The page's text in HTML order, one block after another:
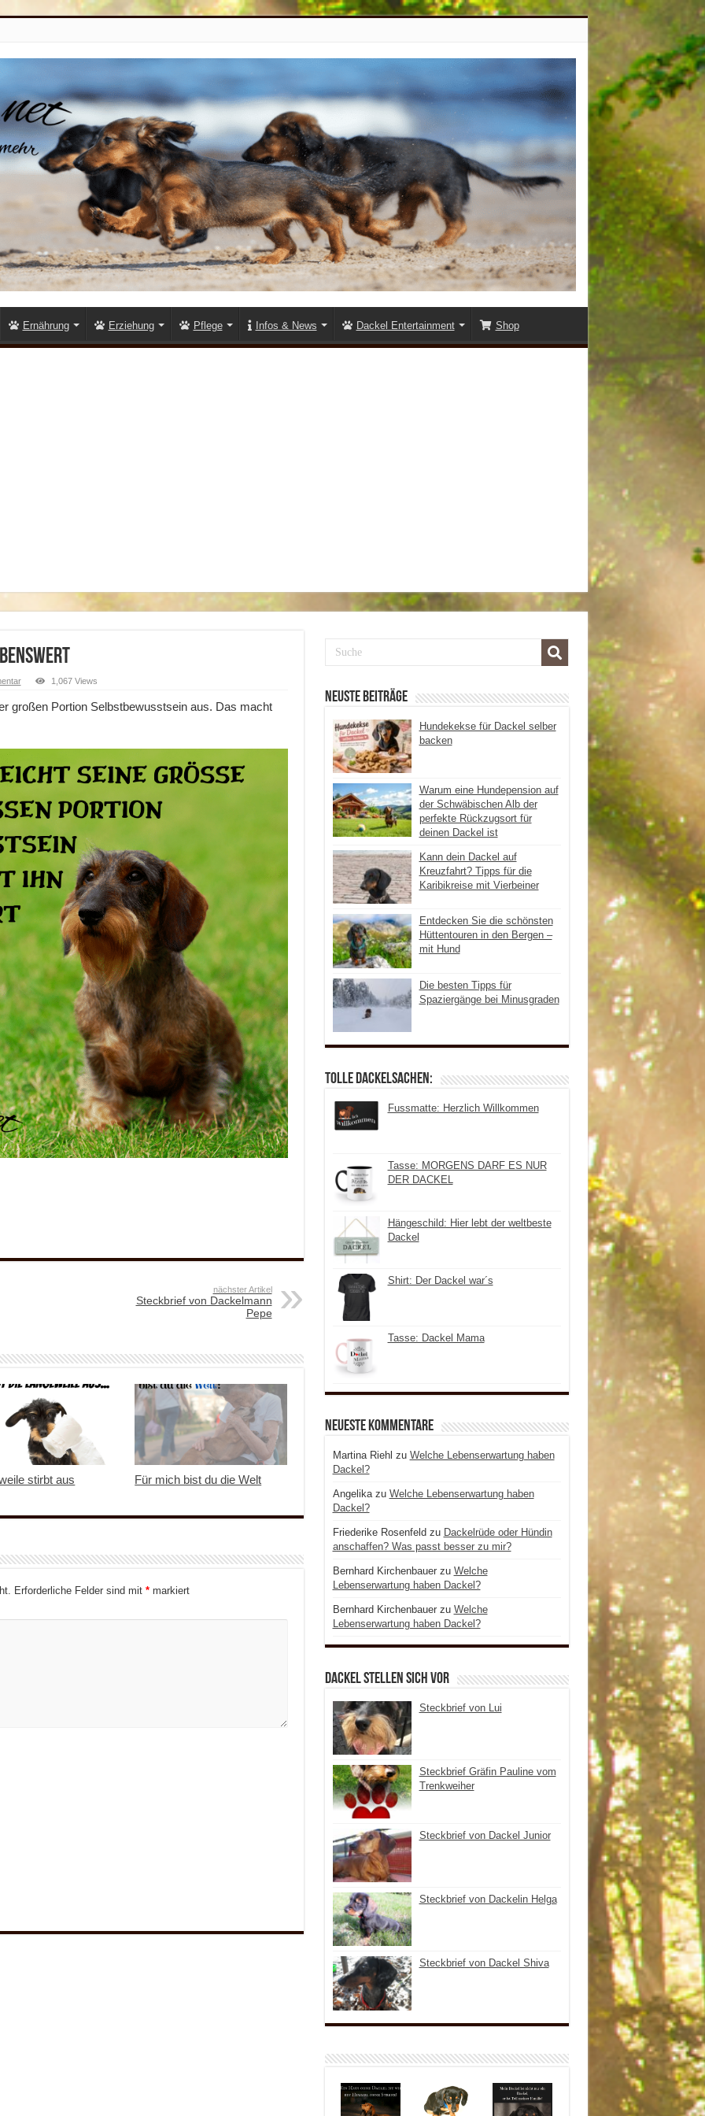
Ernährung Erziehung Pflege Infos & News Dackel Entertainment Shop
1,067 Views
großen Portion Selbstbewusstsein aus. Das macht
nächster Artikel
Steckbrief von Dackelmann
Pepe
stirbt aus Für mich bist du die Welt
Erforderliche Felder sind mit *markiert
Neuste Beiträge
Hundekekse für Dackel selber
backen
Warum eine Hundepension auf
der Schwäbischen Alb der
perfekte Rückzugsort für
deinen Dackel ist
Kann dein Dackel auf
Kreuzfahrt? Tipps für die
Karibikreise mit Vierbeiner
Entdecken Sie die schönsten
Hüttentouren in den Bergen –
mit Hund
Die besten Tipps für
Spaziergänge bei Minusgraden
Tolle Dackelsachen:
Fussmatte: Herzlich Willkommen
Tasse: MORGENS DARF ES NUR
DER DACKEL
Hängeschild: Hier lebt der weltbeste
Dackel
Shirt: Der Dackel war´s
Tasse: Dackel Mama
Neueste Kommentare
Martina Riehl zu Welche Lebenserwartung haben
Dackel?
Angelikazu Welche Lebenserwartung haben
Dackel?
Friederike Rosenfeldzu Dackelrüde oder Hündin
anschaffen? Was passt besser zu mir?
Bernhard Kirchenbauerzu Welche
Lebenserwartung haben Dackel?
Bernhard Kirchenbauerzu Welche
Lebenserwartung haben Dackel?
Dackel stellen sich vor
Steckbrief von Lui
Steckbrief Gräfin Pauline vom
Trenkweiher
Steckbrief von Dackel Junior
Steckbrief von Dackelin Helga
Steckbrief von Dackel Shiva